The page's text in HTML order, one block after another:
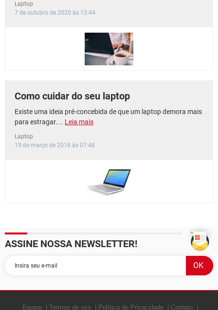
Laptop
7 de outubro de 2020 às 13:44
Como cuidar do seu laptop
Existe uma ideia pré-concebida de que um laptop demora mais
para estragar.... Leia mais
Laptop
19 de março de 2018 às 07:48
ASSINE NOSSA NEWSLETTER!
Equipe Termos de uso Política de Privacidade Contato